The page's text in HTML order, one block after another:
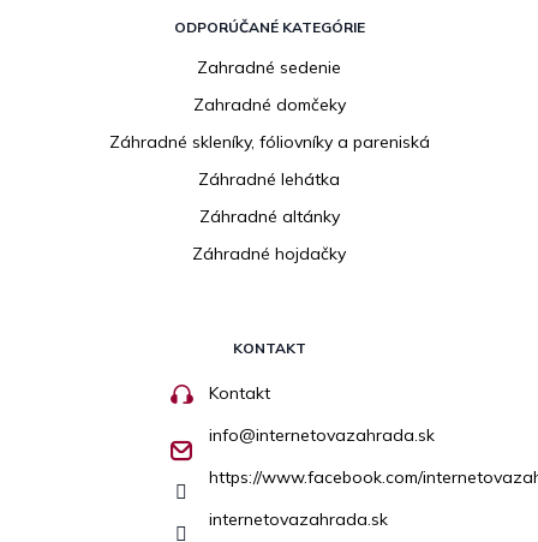
ODPORÚČANÉ KATEGÓRIE
Zahradné sedenie
Zahradné domčeky
Záhradné skleníky, fóliovníky a pareniská
Záhradné lehátka
Záhradné altánky
Záhradné hojdačky
KONTAKT
Kontakt
info@internetovazahrada.sk
https://www.facebook.com/
internetovazahrada.sk